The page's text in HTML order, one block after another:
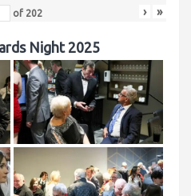
of 202 › »
Night 2025